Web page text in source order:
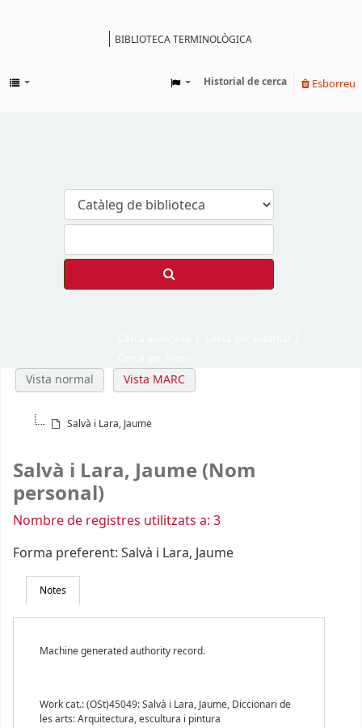
BIBLIOTECA TERMINOLÒGICA
Historial de cerca Esborreu
Vista normal Vista MARC
Salvà i Lara, Jaume
Salvà i Lara, Jaume (Nom
personal)
Nombre de registres utilitzats a: 3
Forma preferent: Salvà i Lara, Jaume
Notes
Machine generated authority record.
Work cat.: (OSt)45049: Salvà i Lara, Jaume, Diccionari de
les arts: Arquitectura, escultura i pintura